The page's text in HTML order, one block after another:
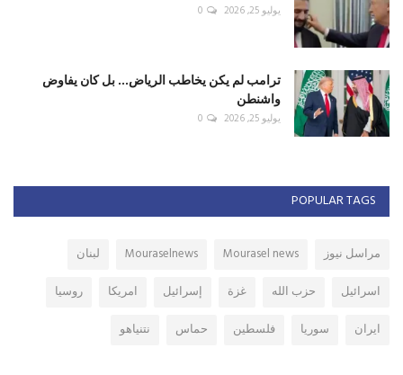
يوليو 25, 2026 0
ترامب لم يكن يخاطب الرياض... بل كان يفاوض
واشنطن
يوليو 25, 2026 0
POPULAR TAGS
مراسل نيوز Mourasel news
Mouraselnews
لبنان
اسرائيل
حزب الله غزة إسرائيل امريكا
روسيا
ايران
سوريا فلسطين حماس نتنياهو